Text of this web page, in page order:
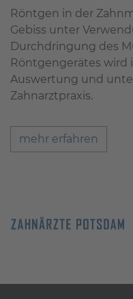
Röntgen in der
Gebiss unter
Durchdringung des
Röntgengerätes wird
Auswertung und
Zahnarztpraxis.
mehr erfahren